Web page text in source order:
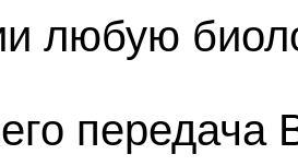
любую
передача